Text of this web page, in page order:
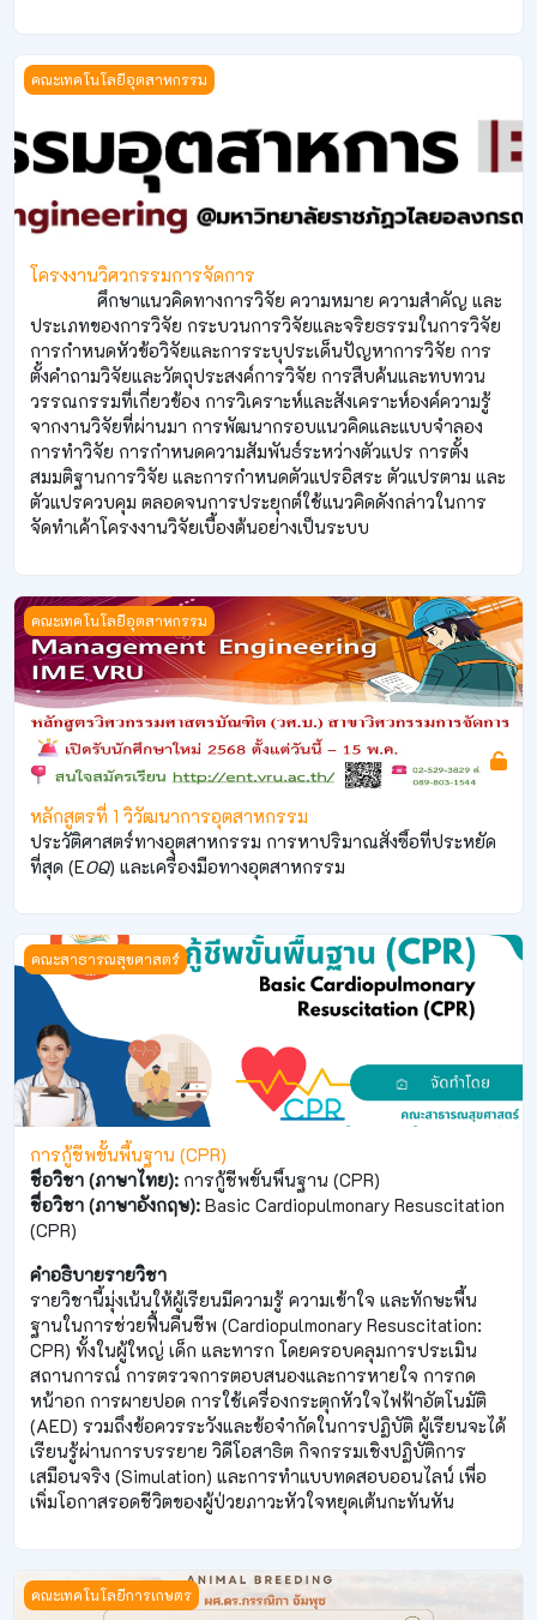
โครงงานวิศวกรรมการจัดการ
คณะเทคโนโลยีอุตสาหกรรม
โครงงานวิศวกรรมการจัดการ
ศึกษาแนวคิดทางการวิจัย ความหมาย ความสำคัญ และ
ประเภทของการวิจัย กระบวนการวิจัยและจริยธรรมในการวิจัย
การกำหนดหัวข้อวิจัยและการระบุประเด็นปัญหาการวิจัย การ
ตั้งคำถามวิจัยและวัตถุประสงค์การวิจัย การสืบค้นและทบทวน
วรรณกรรมที่เกี่ยวข้อง การวิเคราะห์และสังเคราะห์องค์ความรู้
จากงานวิจัยที่ผ่านมา การพัฒนากรอบแนวคิดและแบบจำลอง
การทำวิจัย การกำหนดความสัมพันธ์ระหว่างตัวแปร การตั้ง
สมมติฐานการวิจัย และการกำหนดตัวแปรอิสระ ตัวแปรตาม และ
ตัวแปรควบคุม ตลอดจนการประยุกต์ใช้แนวคิดดังกล่าวในการ
จัดทำเค้าโครงงานวิจัยเบื้องต้นอย่างเป็นระบบ
หลักสูตรที่ 1 วิวัฒนาการอุตสาหกรรม
คณะเทคโนโลยีอุตสาหกรรม
หลักสูตรที่ 1 วิวัฒนาการอุตสาหกรรม
ประวัติศาสตร์ทางอุตสาหกรรม การหาปริมาณสั่งซื้อที่ประหยัด
ที่สุด (EOQ) และเครื่องมือทางอุตสาหกรรม
การกู้ชีพขั้นพื้นฐาน (CPR)
คณะสาธารณสุขศาสตร์
การกู้ชีพขั้นพื้นฐาน (CPR)
ชื่อวิชา (ภาษาไทย): การกู้ชีพขั้นพื้นฐาน (CPR)
ชื่อวิชา (ภาษาอังกฤษ): Basic Cardiopulmonary Resuscitation
(CPR)
คำอธิบายรายวิชา
รายวิชานี้มุ่งเน้นให้ผู้เรียนมีความรู้ ความเข้าใจ และทักษะพื้น
ฐานในการช่วยฟื้นคืนชีพ (Cardiopulmonary Resuscitation:
CPR) ทั้งในผู้ใหญ่ เด็ก และทารก โดยครอบคลุมการประเมิน
สถานการณ์ การตรวจการตอบสนองและการหายใจ การกด
หน้าอก การผายปอด การใช้เครื่องกระตุกหัวใจไฟฟ้าอัตโนมัติ
(AED) รวมถึงข้อควรระวังและข้อจำกัดในการปฏิบัติ ผู้เรียนจะได้
เรียนรู้ผ่านการบรรยาย วิดีโอสาธิต กิจกรรมเชิงปฏิบัติการ
เสมือนจริง (Simulation) และการทำแบบทดสอบออนไลน์ เพื่อ
เพิ่มโอกาสรอดชีวิตของผู้ป่วยภาวะหัวใจหยุดเต้นกะทันหัน
การปรับปรุงพันธุ์สัตว์
คณะเทคโนโลยีการเกษตร